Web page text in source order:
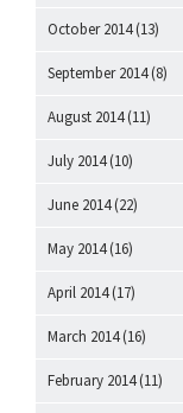
October 2014(13)
September 2014(8)
August 2014(11)
July 2014(10)
June 2014(22)
May 2014(16)
April 2014(17)
March 2014(16)
February 2014(11)